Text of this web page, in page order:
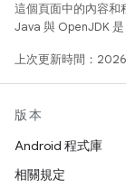
這個頁面中的內容和
Java 與 OpenJDK
上次更新時間：
版本
Android 程式庫
相關規定